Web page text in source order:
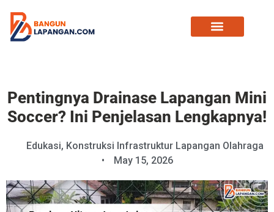
Pentingnya Drainase Lapangan Mini
Soccer? Ini Penjelasan Lengkapnya!
Edukasi, Konstruksi Infrastruktur Lapangan Olahraga
•
May 15, 2026